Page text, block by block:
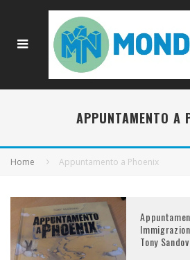
APPUNTAMENTO A
Home Appuntamento a Phoenix
Tony